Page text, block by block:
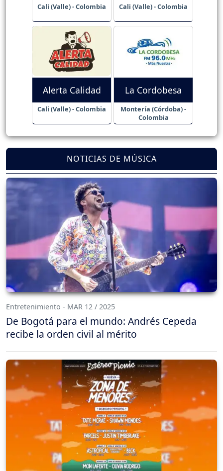
Cali (Valle) - Colombia Cali (Valle) - Colombia
Alerta Calidad
Cali (Valle) - Colombia
La Cordobesa
Montería (Córdoba) -
Colombia
NOTICIAS DE MÚSICA
Entretenimiento - MAR 12 / 2025
De Bogotá para el mundo: Andrés Cepeda
recibe la orden civil al mérito